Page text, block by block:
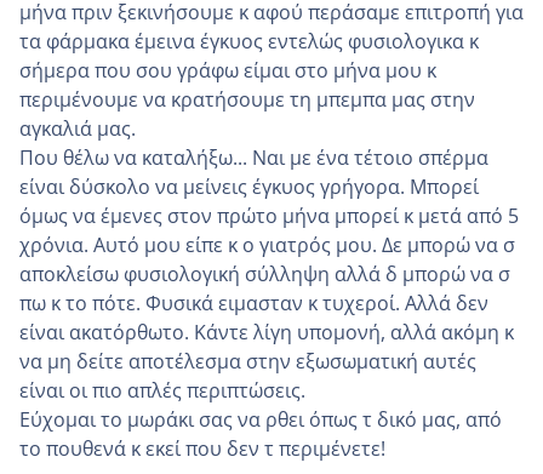
μήνα πριν ξεκινήσουμε κ αφού περάσαμε επιτροπή για
τα φάρμακα έμεινα έγκυος εντελώς φυσιολογικα κ
σήμερα που σου γράφω είμαι στο μήνα μου κ
περιμένουμε να κρατήσουμε τη μπεμπα μας στην
αγκαλιά μας.
Που θέλω να καταλήξω... Ναι με ένα τέτοιο σπέρμα
είναι δύσκολο να μείνεις έγκυος γρήγορα. Μπορεί
όμως να έμενες στον πρώτο μήνα μπορεί κ μετά από 5
χρόνια. Αυτό μου είπε κ ο γιατρός μου. Δε μπορώ να σ
αποκλείσω φυσιολογική σύλληψη αλλά δ μπορώ να σ
πω κ το πότε. Φυσικά ειμασταν κ τυχεροί. Αλλά δεν
είναι ακατόρθωτο. Κάντε λίγη υπομονή, αλλά ακόμη κ
να μη δείτε αποτέλεσμα στην εξωσωματική αυτές
είναι οι πιο απλές περιπτώσεις.
Εύχομαι το μωράκι σας να ρθει όπως τ δικό μας, από
το πουθενά κ εκεί που δεν τ περιμένετε!